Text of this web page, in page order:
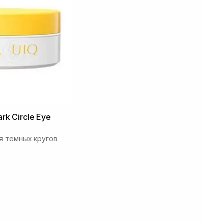
Circle Eye
темных кругов